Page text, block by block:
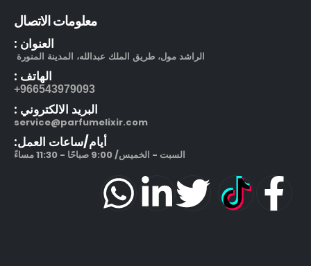
معلومات الاتصال
العنوان :
الراشد مول، طريق الملك عبدالله، المدينة المنورة
الهاتف :
966543979093+
البريد الالكتروني :
service@parfumelixir.com
أيام/ساعات العمل:
السبت - الخميس/ 9:00 صباحًا - 11:30 مساءً